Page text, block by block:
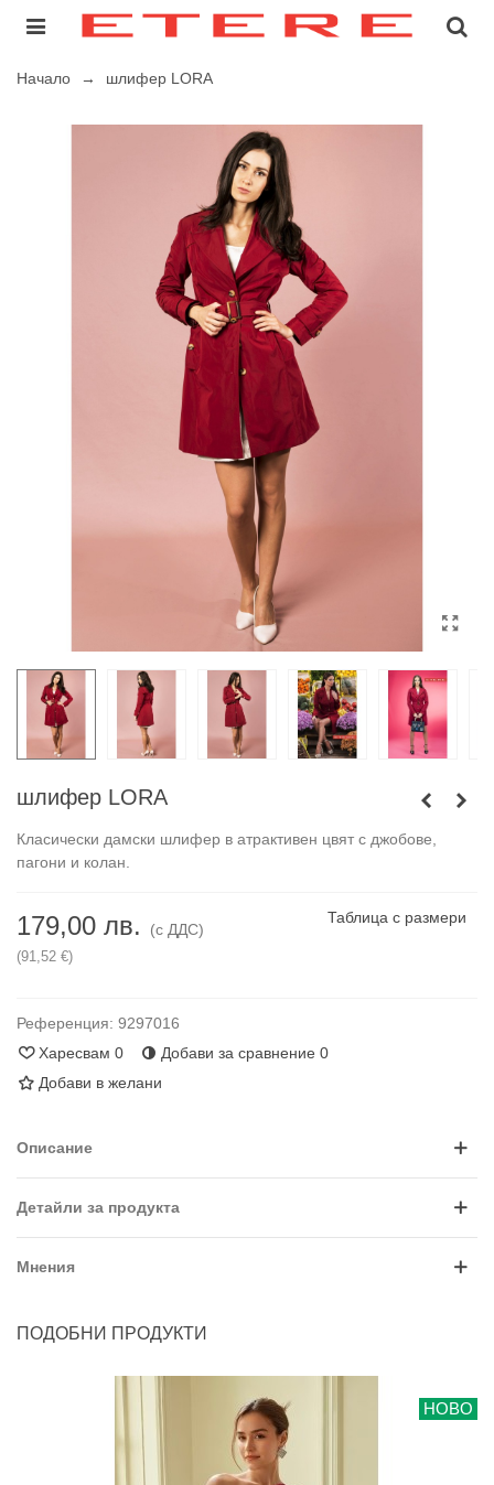
Начало → шлифер LORA
шлифер LORA
Класически дамски шлифер в атрактивен цвят с джобове,
пагони и колан.
179,00 лв. (с ДДС)
(91,52 €)
Таблица с размери
Референция: 9297016
Харесвам 0 Добави за сравнение 0
Добави в желани
Описание
Детайли за продукта
Мнения
ПОДОБНИ ПРОДУКТИ
НОВО